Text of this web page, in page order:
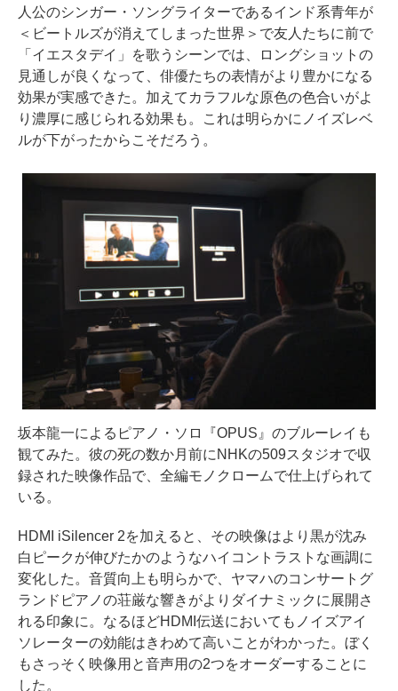
人公のシンガー・ソングライターであるインド系青年が
＜ビートルズが消えてしまった世界＞で友人たちに前で
「イエスタデイ」を歌うシーンでは、ロングショットの
見通しが良くなって、俳優たちの表情がより豊かになる
効果が実感できた。加えてカラフルな原色の色合いがよ
り濃厚に感じられる効果も。これは明らかにノイズレベ
ルが下がったからこそだろう。
坂本龍一によるピアノ・ソロ『OPUS』のブルーレイも
観てみた。彼の死の数か月前にNHKの509スタジオで収
録された映像作品で、全編モノクロームで仕上げられて
いる。
HDMI iSilencer 2を加えると、その映像はより黒が沈み
白ピークが伸びたかのようなハイコントラストな画調に
変化した。音質向上も明らかで、ヤマハのコンサートグ
ランドピアノの荘厳な響きがよりダイナミックに展開さ
れる印象に。なるほどHDMI伝送においてもノイズアイ
ソレーターの効能はきわめて高いことがわかった。ぼく
もさっそく映像用と音声用の2つをオーダーすることに
した。